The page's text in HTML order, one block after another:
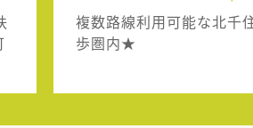
複数路線利用可能な北千
歩圏内★